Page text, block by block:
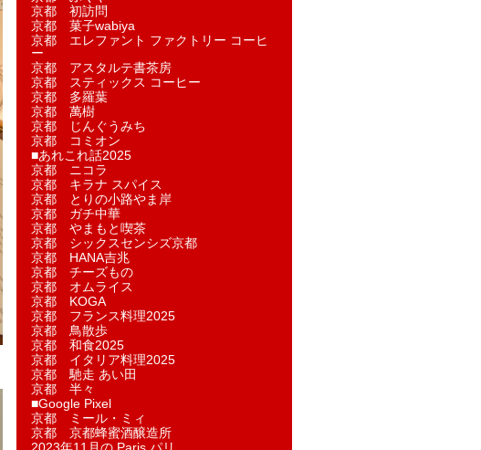
京都 初訪問
京都 菓子wabiya
京都 エレファント ファクトリー コーヒ
ー
京都 アスタルテ書茶房
京都 スティックス コーヒー
京都 多羅葉
京都 萬樹
京都 じんぐうみち
京都 コミオン
■あれこれ話2025
京都 ニコラ
京都 キラナ スパイス
京都 とりの小路やま岸
京都 ガチ中華
京都 やまもと喫茶
京都 シックスセンシズ京都
京都 HANA吉兆
京都 チーズもの
京都 オムライス
京都 KOGA
京都 フランス料理2025
京都 鳥散歩
京都 和食2025
京都 イタリア料理2025
京都 馳走 あい田
京都 半々
■Google Pixel
京都 ミール・ミィ
京都 京都蜂蜜酒醸造所